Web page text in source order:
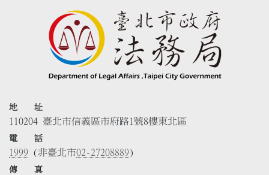
地 址
110204 臺北市信義區市府路1號8樓東北區
電 話
1999 (非臺北市02-27208889)
傳 真